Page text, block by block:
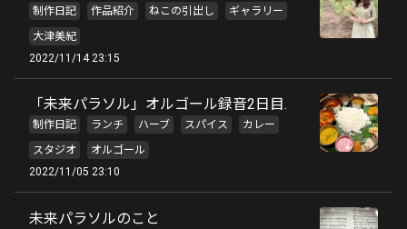
制作日記 作品紹介 ねこの引出し
ギャラリー
大津美紀
2022/11/14 23:15
「未来パラソル」オルゴール録音2日目.
制作日記 ランチ ハーブ スパイス
カレー
スタジオ
オルゴール
2022/11/05 23:10
未来パラソルのこと